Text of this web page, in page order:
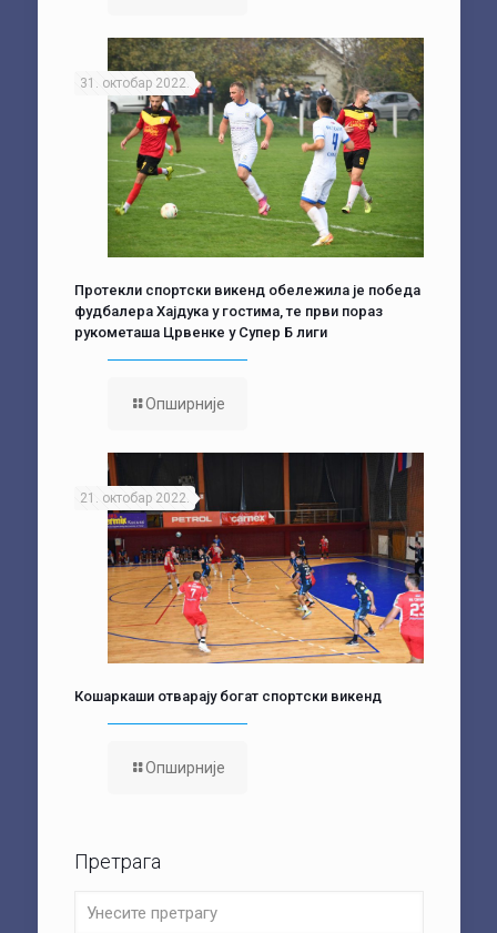
31. октобар 2022.
Протекли спортски викенд обележила је победа
фудбалера Хајдука у гостима, те први пораз
рукометаша Црвенке у Супер Б лиги
Опширније
21. октобар 2022.
Кошаркаши отварају богат спортски викенд
Опширније
Претрага